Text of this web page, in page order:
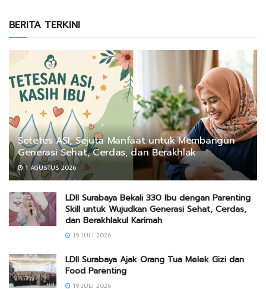
BERITA TERKINI
Setetes ASI, Sejuta Manfaat untuk Membangun
Generasi Sehat, Cerdas, dan Berakhlak
1 AGUSTUS 2026
LDII Surabaya Bekali 330 Ibu dengan Parenting
Skill untuk Wujudkan Generasi Sehat, Cerdas,
dan Berakhlakul Karimah
19 JULI 2026
LDII Surabaya Ajak Orang Tua Melek Gizi dan
Food Parenting
19 JULI 2026